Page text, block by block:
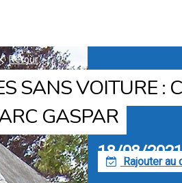
Retour
SANS VOITURE :
GASPAR
18/08/2021
F Rajouter au